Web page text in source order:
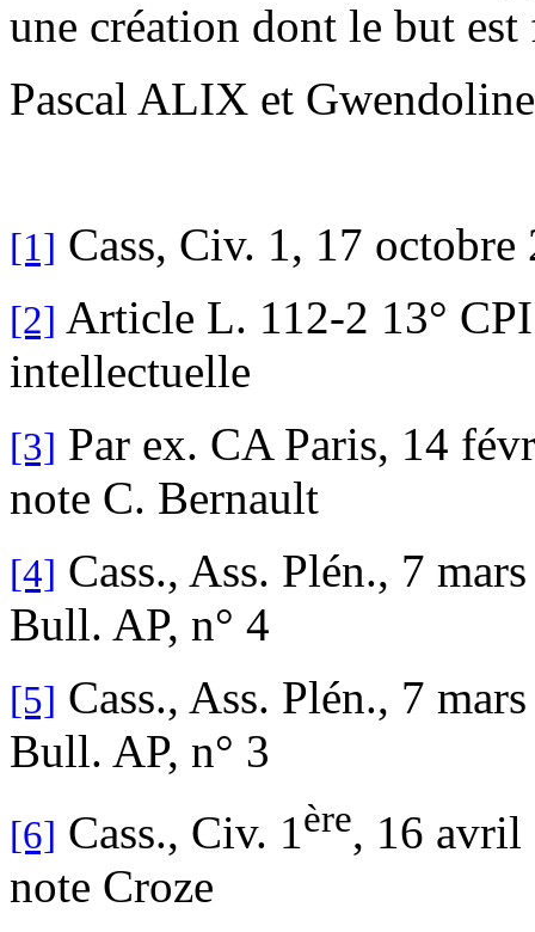
une création dont le but
Pascal ALIX et
[1] Cass, Civ. 1, 17
[2] Article L. 112-2 13°
intellectuelle
[3] Par ex. CA Paris, 14
note C. Bernault
[4] Cass., Ass. Plén., 7
Bull. AP, n° 4
[5] Cass., Ass. Plén., 7
Bull. AP, n° 3
[6] Cass., Civ. 1ère, 16
note Croze